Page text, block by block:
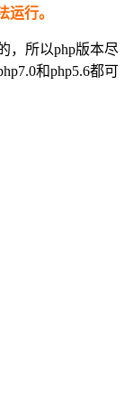
行。
，所以php版本尽
和php5.6都可